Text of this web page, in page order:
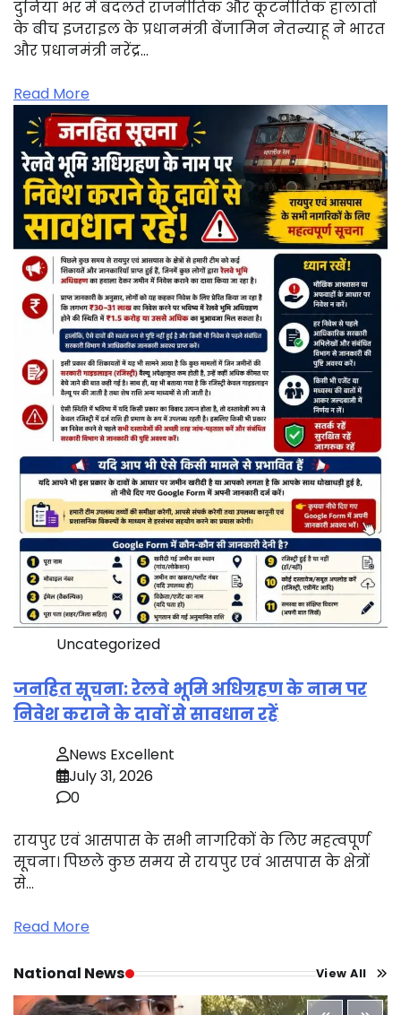
दुनिया भर में बदलते राजनीतिक और कूटनीतिक हालातों
के बीच इजराइल के प्रधानमंत्री बेंजामिन नेतन्याहू ने भारत
और प्रधानमंत्री नरेंद्र…
Read More
Uncategorized
जनहित सूचना: रेलवे भूमि अधिग्रहण के नाम पर
निवेश कराने के दावों से सावधान रहें
News Excellent
July 31, 2026
0
रायपुर एवं आसपास के सभी नागरिकों के लिए महत्वपूर्ण
सूचना। पिछले कुछ समय से रायपुर एवं आसपास के क्षेत्रों
से…
Read More
National News View All